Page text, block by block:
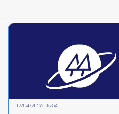
17/04/2026 08:54